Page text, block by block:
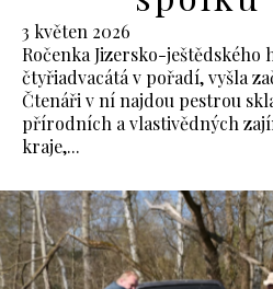
3 květen 2026
Ročenka Jizersko-ještědského
čtyřiadvacátá v pořadí, vyšla
Čtenáři v ní najdou pestrou
přírodních a vlastivědných
kraje,...